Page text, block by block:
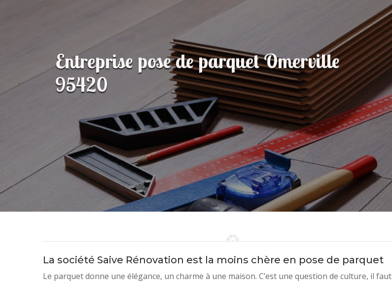
Entreprise pose de parquet Omerville
95420
La société Saive Rénovation est la moins chère en pose de parquet
Le parquet donne une élégance, un charme à une maison. C’est une question de culture, il faut